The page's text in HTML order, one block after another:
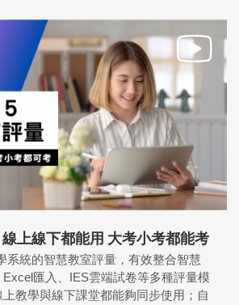
上線下都能用 大考小考都能考
系統的智慧教室評量，有效整合智慧
匯入、IES雲端試卷等多種評量模
教學與線下課堂都能夠同步使用；自